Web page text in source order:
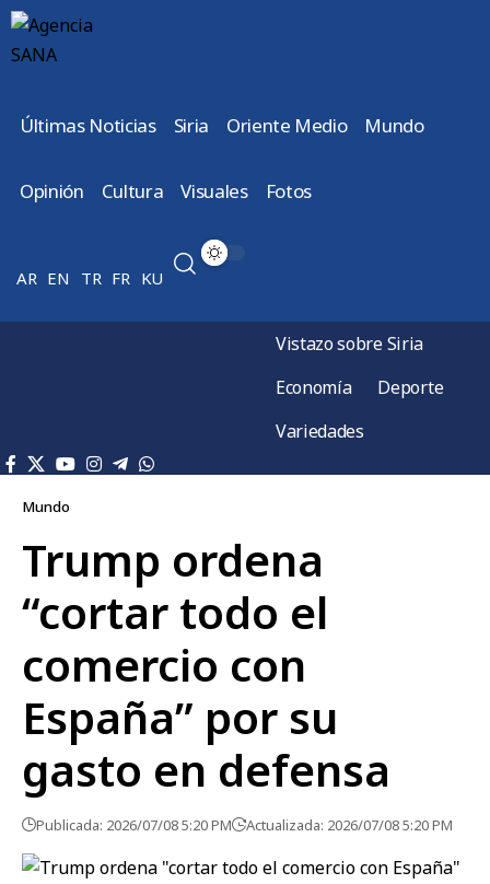
Últimas Noticias Siria Oriente Medio Mundo
Opinión Cultura Visuales Fotos
AR EN TR FR KU
Vistazo sobre Siria
Economía
Deporte
Variedades
Mundo
Trump ordena
“cortar todo el
comercio con
España” por su
gasto en defensa
Publicada: 2026/07/08 5:20 PM Actualizada: 2026/07/08 5:20 PM